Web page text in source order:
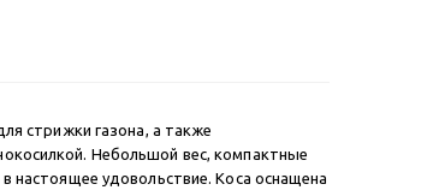
стрижки газона, а также
Небольшой вес, компактные
настоящее удовольствие. Коса оснащена